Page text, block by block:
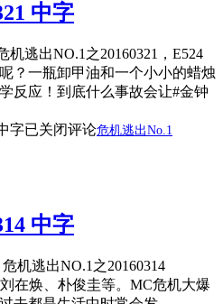
中字
机逃出NO.1之20160321，E524
？一瓶卸甲油和一个小小的蜡烛
反应！到底什么事故会让#金钟
字已关闭评论危机逃出No.1
中字
机逃出NO.1之20160314
在焕、朴俊圭等。MC危机大爆